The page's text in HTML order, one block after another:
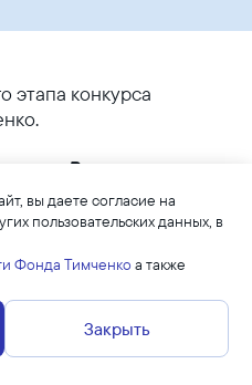
этапа конкурса
России примет
победителей
малых городов
47 человек из 20
них – победители
малых городов и
вы даете согласие на
пользовательских данных, в
Фонда Тимченко а также
Закрыть